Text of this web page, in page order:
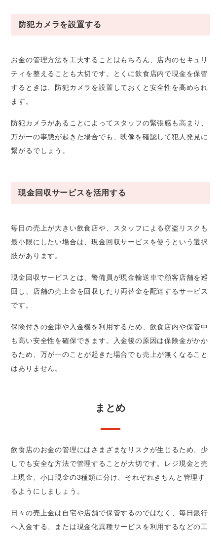
防犯カメラを設置する
お金の管理方法を工夫することはもちろん、店内のセキュリ
ティを整えることも大切です。とくに飲食店内で現金を保管
するときは、防犯カメラを設置しておくと安全性を高められ
ます。
防犯カメラがあることによってスタッフの緊張感も高まり、
万が一の事態が起きた場合でも、映像を確認して犯人発見に
繋がるでしょう。
現金回収サービスを活用する
毎日の売上が大きい飲食店や、スタッフによる窃盗リスクも
最小限にしたい場合は、現金回収サービスを使うという選択
肢があります。
現金回収サービスとは、警備員が現金輸送車で顧客店舗を巡
回し、店舗の売上金を回収したり両替金を配達するサービス
です。
保険付きの金庫や入金機を利用するため、飲食店内や保管中
も高い安全性を確保できます。入金後の原因は保険金がかか
るため、万が一のことが起きた場合でも売上が無くなること
はありません。
まとめ
飲食店のお金の管理にはさまざまなリスクが生じるため、少
しでも安全な方法で管理することが大切です。レジ現金と売
上現金、小口現金の3種類に分け、それぞれきちんと管理す
るようにしましょう。
日々の売上金は自宅や店舗で保管するのではなく、毎日銀行
へ入金する、または現金化異種サービスを利用するなどの工